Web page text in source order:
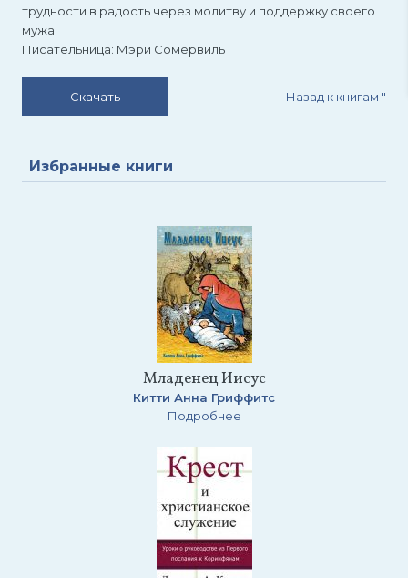
трудности в радость через молитву и поддержку своего
мужа.
Писательница: Мэри Сомервиль
Скачать Назад к книгам "
Избранные книги
Младенец Иисус
Китти Анна Гриффитс
Подробнее